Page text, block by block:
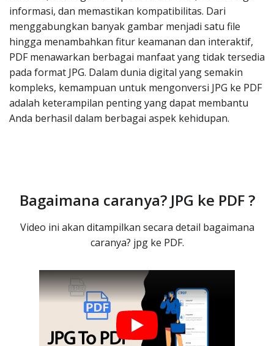
informasi, dan memastikan kompatibilitas. Dari
menggabungkan banyak gambar menjadi satu file
hingga menambahkan fitur keamanan dan interaktif,
PDF menawarkan berbagai manfaat yang tidak tersedia
pada format JPG. Dalam dunia digital yang semakin
kompleks, kemampuan untuk mengonversi JPG ke PDF
adalah keterampilan penting yang dapat membantu
Anda berhasil dalam berbagai aspek kehidupan.
Bagaimana caranya? JPG ke PDF ?
Video ini akan ditampilkan secara detail bagaimana
caranya? jpg ke PDF.